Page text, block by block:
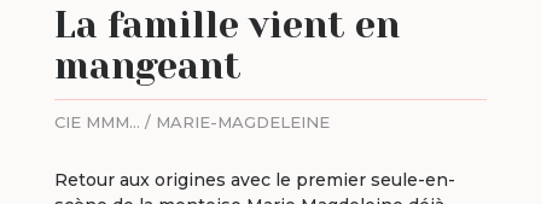
La famille vient en
mangeant
CIE MMM… / MARIE-MAGDELEINE
Retour aux origines avec le premier seule-en-